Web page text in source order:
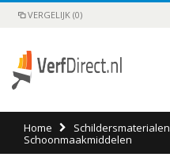
VERGELIJK (0)
Home Schildersmaterialen
Schoonmaakmiddelen